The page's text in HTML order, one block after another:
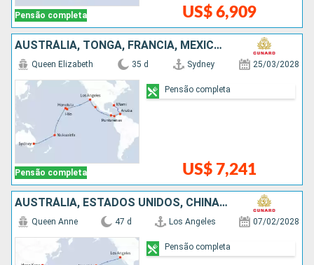
Pensão completa US$ 6,909
AUSTRÁLIA, TONGA, FRANCIA, MÉXICO, COSTA RICA, PANAMÁ, ARUBA, ESTADOS UNIDOS
Pensão completa
Queen Elizabeth 35 d Sydney 25/03/2028
US$ 7,241
Pensão completa
AUSTRÁLIA, ESTADOS UNIDOS, CHINA, SINGAPURA, FIDJI (ILHAS), TAILÃNDIA, FILIPINAS, FRANCIA, INDONESIA
Queen Anne 47 d Los Angeles 07/02/2028
Pensão completa